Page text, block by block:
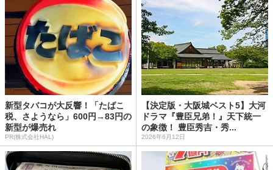
新型タバコが大反響！「たばこ
税、さようなら」600円→83円の
新型が爆売れ
PR(株式会社HAL)
【決定版・大阪城ベスト5】大河
ドラマ『豊臣兄弟！』天下統一
の象徴！ 豊臣秀吉・秀...
2026年6月12日